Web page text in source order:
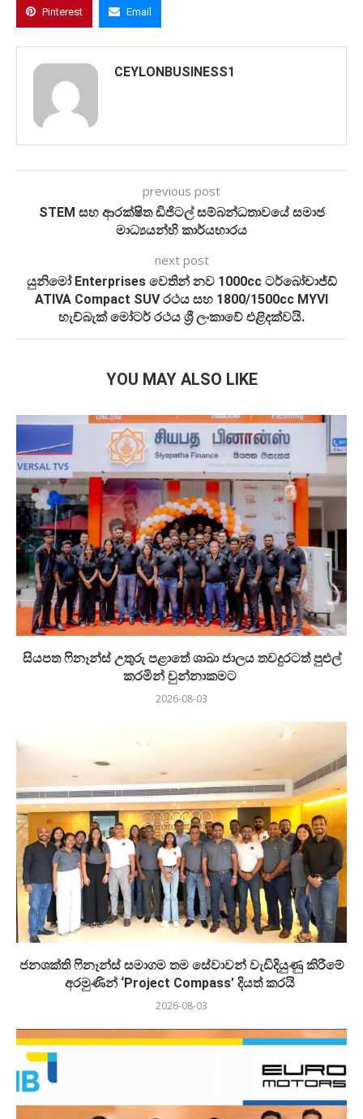
Pinterest Email
CEYLONBUSINESS1
previous post
STEM සහ ආරක්ෂිත ඩිජිටල් සම්බන්ධතාවයේ සමාජ
මාධ්‍යයන්හි කාර්යභාරය
next post
යුනිමෝ Enterprises වෙතින් නව 1000cc ටර්බෝචාජ්ඩ්
ATIVA Compact SUV රථය සහ 1800/1500cc MYVI
හැච්බැක් මෝටර් රථය ශ්‍රී ලංකාවේ එළිදක්වයි.
YOU MAY ALSO LIKE
සියපත ෆිනෑන්ස් උතුරු පළාතේ ශාඛා ජාලය තවදුරටත් පුළුල්
කරමින් චුන්නාකමට
2026-08-03
ජනශක්ති ෆිනෑන්ස් සමාගම තම සේවාවන් වැඩිදියුණු කිරීමේ
අරමුණින් ‘Project Compass’ දියත් කරයි
2026-08-03